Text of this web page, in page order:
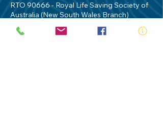
RTO 90666 - Royal Life Saving Society of
Australia (New South Wales Branch)